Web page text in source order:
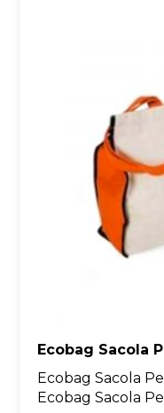
Ecobag Sacola
Ecobag Sacola
Ecobag Sacola